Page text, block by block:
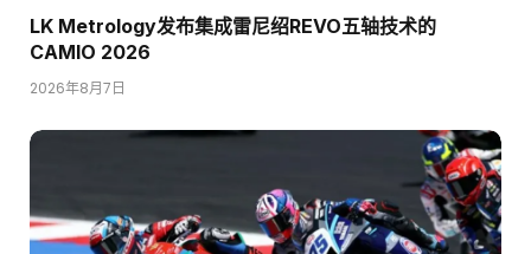
LK Metrology发布集成雷尼绍REVO五轴技术的
CAMIO 2026
2026年8月7日